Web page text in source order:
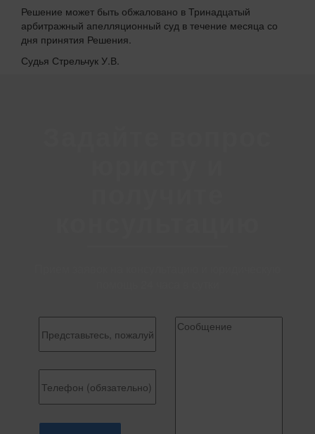
Решение может быть обжаловано в Тринадцатый
арбитражный апелляционный суд в течение месяца со
дня принятия Решения.
Судья Стрельчук У.В.